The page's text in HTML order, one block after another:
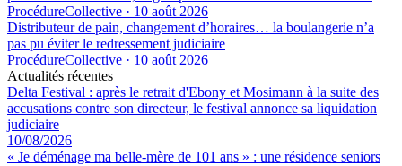
ProcédureCollective · 10 août 2026
Distributeur de pain, changement d’horaires… la boulangerie n’a
pas pu éviter le redressement judiciaire
ProcédureCollective · 10 août 2026
Actualités récentes
Delta Festival : après le retrait d'Ebony et Mosimann à la suite des
accusations contre son directeur, le festival annonce sa liquidation
judiciaire
10/08/2026
« Je déménage ma belle-mère de 101 ans » : une résidence seniors